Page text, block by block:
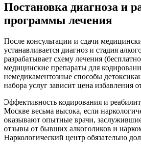
Постановка диагноза и
программы лечения
После консультации и сдачи
устанавливается диагноз и стадия
разрабатывает схему лечения
медицинские препараты для
немедикаментозные способы
набора услуг зависит цена избавления
Эффективность кодирования и
Москве весьма высока, если
оказывают опытные врачи,
отзывы от бывших алкоголиков и
Наркологический центр обязательно